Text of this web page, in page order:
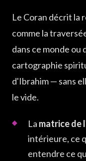
Le Coran décrit la
comme la
dans ce monde ou
cartographie
d'Ibrahim — sans
le vide.
La matrice de
intérieure, ce
entendre ce